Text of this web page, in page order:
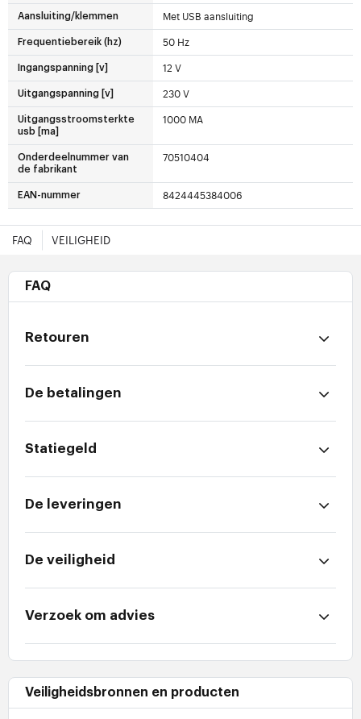
Aansluiting/klemmen Met USB aansluiting
Frequentiebereik (hz) 50 Hz
Ingangspanning [v] 12 V
Uitgangspanning [v] 230 V
Uitgangsstroomsterkte
usb [ma]
1000 MA
Onderdeelnummer van
de fabrikant
70510404
EAN-nummer 8424445384006
FAQ VEILIGHEID
FAQ
Retouren
De betalingen
Statiegeld
De leveringen
De veiligheid
Verzoek om advies
Veiligheidsbronnen en producten